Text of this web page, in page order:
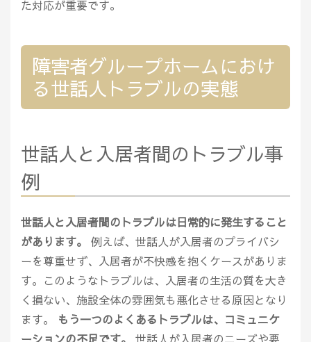
た対応が重要です。
障害者グループホームにおけ
る世話人トラブルの実態
世話人と入居者間のトラブル事
例
世話人と入居者間のトラブルは日常的に発生すること
があります。
例えば、世話人が入居者のプライバシ
ーを尊重せず、入居者が不快感を抱くケースがありま
す。このようなトラブルは、入居者の生活の質を大き
く損ない、施設全体の雰囲気も悪化させる原因となり
ます。 もう一つのよくあるトラブルは、コミュニケ
ーションの不足です。
世話人が入居者のニーズや要